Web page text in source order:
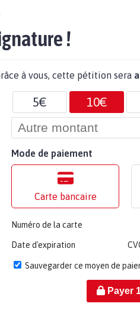
!
à vous, cette pétition sera
5€ 10€
Mode de paiement
Carte bancaire
Numéro de la carte
Date d'expiration
Sauvegarder ce moyen de
Payer